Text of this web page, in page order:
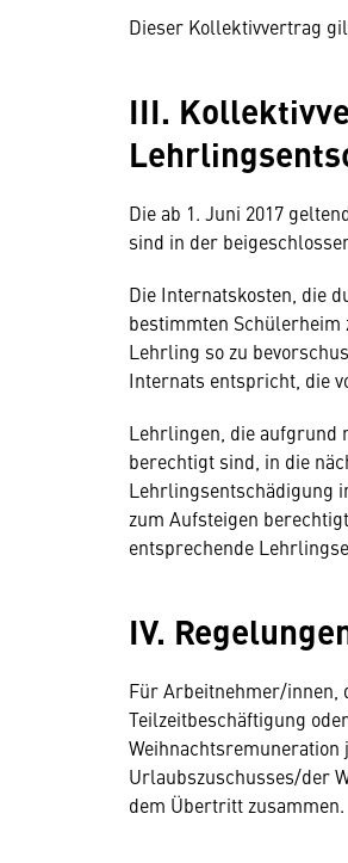
Dieser Kollektivvertrag
III.
Die ab 1. Juni 2017
sind in der
Die Internatskosten, die
bestimmten
Lehrling so zu
Internats entspricht, die
Lehrlingen, die aufgrund
berechtigt sind, in die
Lehrlingsentschädigung
zum Aufsteigen
entsprechende
IV.
Für Arbeitnehmer/innen,
Teilzeitbeschäftigung
Weihnachtsremuneration
Urlaubszuschusses/der
dem Übertritt zusammen.